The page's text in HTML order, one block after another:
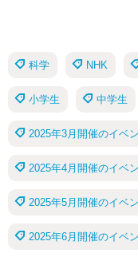
科学 NHK
小学生 中学生
2025年3月開催のイベ
2025年4月開催のイベ
2025年5月開催のイベ
2025年6月開催のイベ